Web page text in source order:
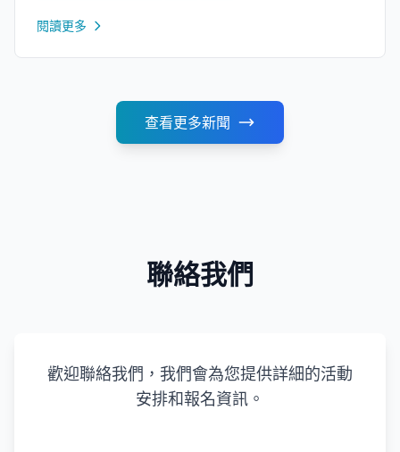
閱讀更多
查看更多新聞
聯絡我們
歡迎聯絡我們，我們會為您提供詳細的活動
安排和報名資訊。